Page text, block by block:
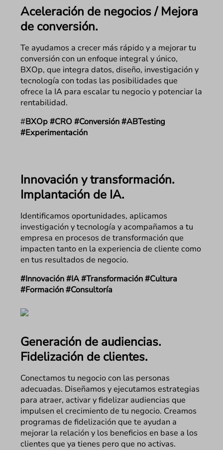
Aceleración de negocios / Mejora
de conversión.
Te ayudamos a crecer más rápido y a mejorar tu
conversión con un enfoque integral y único,
BXOp, que integra datos, diseño, investigación y
tecnología con todas las posibilidades que
ofrece la IA para escalar tu negocio y potenciar la
rentabilidad.
#BXOp #CRO #Conversión #ABTesting
#Experimentación
Innovación y transformación.
Implantación de IA.
Identificamos oportunidades, aplicamos
investigación y tecnología y acompañamos a tu
empresa en procesos de transformación que
impacten tanto en la experiencia de cliente como
en tus resultados de negocio.
#Innovación #IA #Transformación #Cultura
#Formación #Consultoría
Generación de audiencias.
Fidelización de clientes.
Conectamos tu negocio con las personas
adecuadas. Diseñamos y ejecutamos estrategias
para atraer, activar y fidelizar audiencias que
impulsen el crecimiento de tu negocio. Creamos
programas de fidelización que te ayudan a
mejorar la relación y los beneficios en base a los
clientes que ya tienes pero que no activas.